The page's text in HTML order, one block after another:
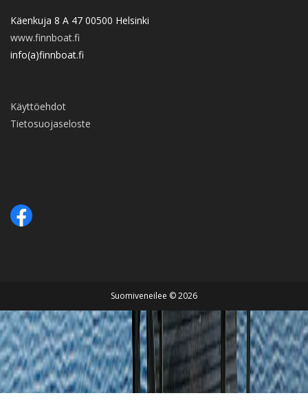
Käenkuja 8 A 47 00500 Helsinki
www.finnboat.fi
info(a)finnboat.fi
Käyttöehdot
Tietosuojaseloste
Suomiveneilee © 2026